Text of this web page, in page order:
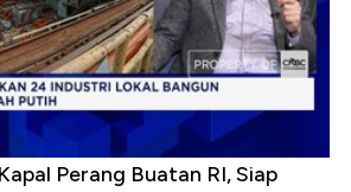
Perang Buatan RI, Siap